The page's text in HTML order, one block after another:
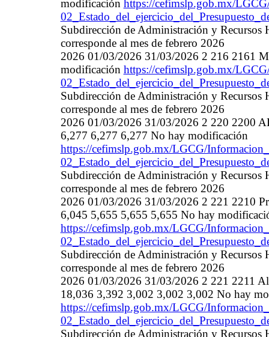
modificación https://cefimslp.gob.mx/
Subdirección de Administración y Recursos
corresponde al mes de febrero 2026
2026 01/03/2026 31/03/2026 2 216 2161
modificación https://cefimslp.gob.mx/
Subdirección de Administración y Recursos
corresponde al mes de febrero 2026
2026 01/03/2026 31/03/2026 2 220 2200
6,277 6,277 6,277 No hay modificación
https://cefimslp.gob.mx/LGCG/
Subdirección de Administración y Recursos
corresponde al mes de febrero 2026
2026 01/03/2026 31/03/2026 2 221 2210
6,045 5,655 5,655 5,655 No hay
https://cefimslp.gob.mx/LGCG/
Subdirección de Administración y Recursos
corresponde al mes de febrero 2026
2026 01/03/2026 31/03/2026 2 221 2211
18,036 3,392 3,002 3,002 3,002 No hay
https://cefimslp.gob.mx/LGCG/
Subdirección de Administración y Recursos